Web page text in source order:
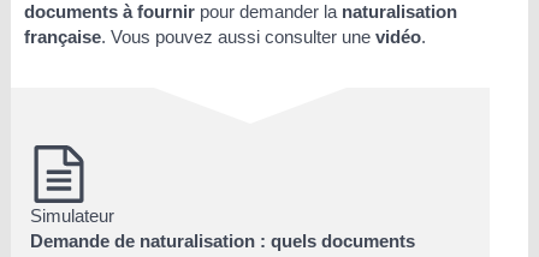
documents à fournirpour demander la naturalisation
française. Vous pouvez aussi consulter une vidéo.
Simulateur
Demande de naturalisation : quels documents